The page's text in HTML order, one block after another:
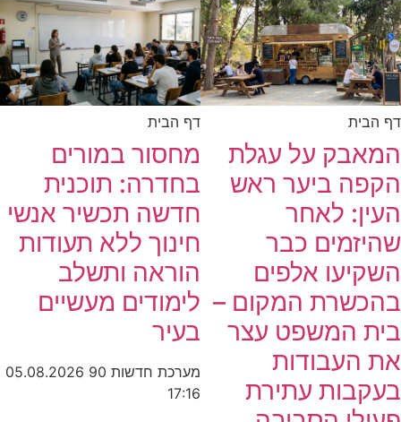
דף הבית
המאבק על עגלת
הקפה ביער ראש
העין: לאחר
שהיזמים כבר
השקיעו אלפים
בהכשרת המקום –
בית המשפט עצר
את העבודות
בעקבות עתירת
דף הבית
מחסור במורים
בחדרה: תוכנית
חדשה תכשיר אנשי
חינוך ללא תעודות
הוראה ותשלב
לימודים מעשיים
בעיר
מערכת חדשות 90
05.08.2026
17:16